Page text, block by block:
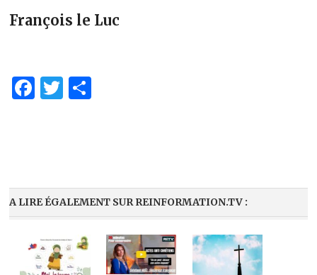
François le Luc
Facebook
Twitter
A LIRE ÉGALEMENT SUR REINFORMATION.TV :